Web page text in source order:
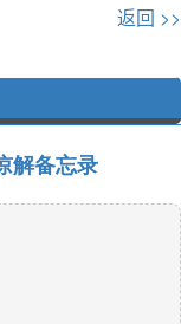
返回 >>
解备忘录